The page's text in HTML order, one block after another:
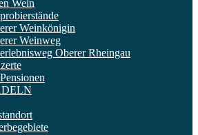
Wein
Weinkönigin
Weinweg
Oberer Rheingau